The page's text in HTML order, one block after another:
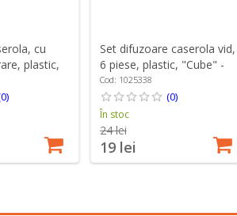
cu
plastic,
-
Set difuzoare caserola vid,
6 piese, plastic, "Cube" -
Zwilling
Cod: 1025338
(0)
În stoc
24 lei
19 lei